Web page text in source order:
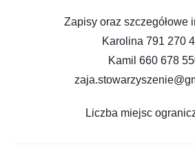
Zapisy oraz szczegółowe
Karolina 791 270
Kamil 660 678
Liczba miejsc